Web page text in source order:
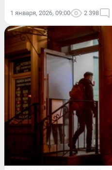
1 января, 2026, 09:00 2 398